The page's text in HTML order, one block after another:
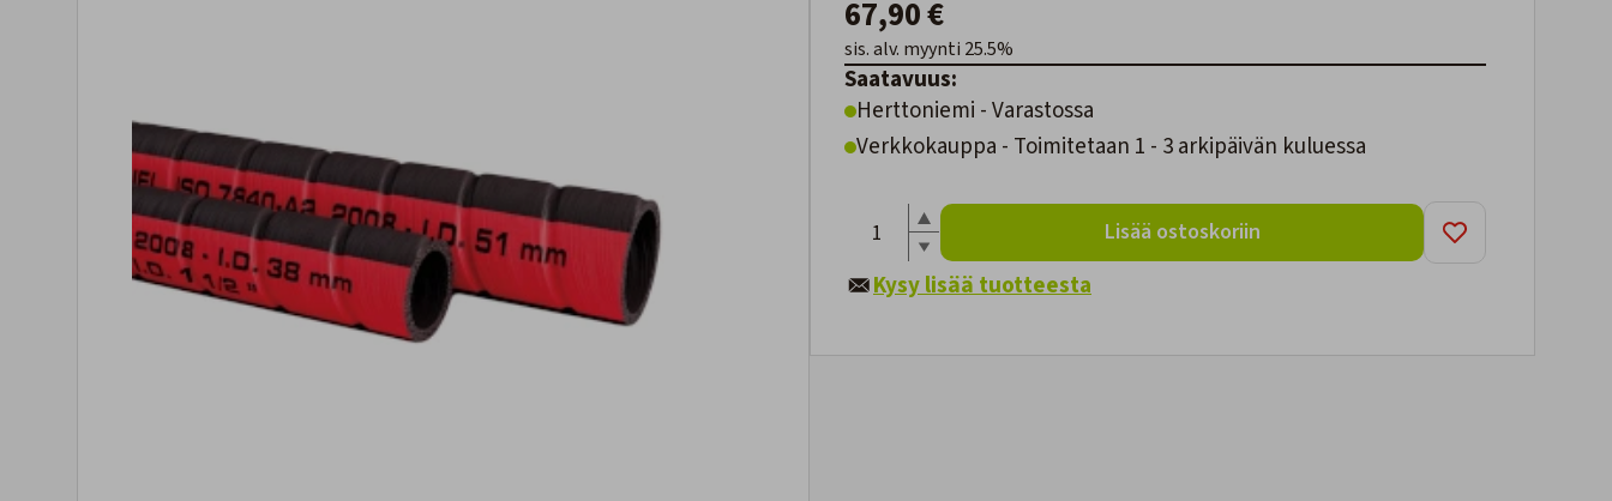
67,90 €
sis. alv. myynti 25.5%
Saatavuus:
Herttoniemi - Varastossa
Verkkokauppa - Toimitetaan 1 - 3 arkipäivän kuluessa
Lisää ostoskoriin
Kysy lisää tuotteesta